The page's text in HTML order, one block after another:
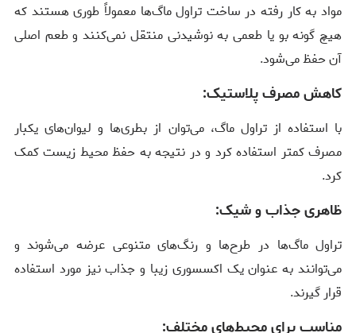
مواد به کار رفته در ساخت تراول ماگ‌ها معمولاً طوری هستند که
هیچ گونه بو یا طعمی به نوشیدنی منتقل نمی‌کنند و طعم اصلی
آن حفظ می‌شود.
کاهش مصرف پلاستیک:
با استفاده از تراول ماگ، می‌توان از بطری‌ها و لیوان‌های یکبار
مصرف کمتر استفاده کرد و در نتیجه به حفظ محیط زیست کمک
کرد.
ظاهری جذاب و شیک:
تراول ماگ‌ها در طرح‌ها و رنگ‌های متنوعی عرضه می‌شوند و
می‌توانند به عنوان یک اکسسوری زیبا و جذاب نیز مورد استفاده
قرار گیرند.
مناسب برای محیط‌های مختلف: